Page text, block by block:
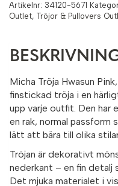
Artikelnr: 34120-5671
Outlet, Tröjor & Pullovers
Micha Tröja Hwasun
finstickad tröja i en
upp varje outfit. Den har
en rak, normal passform
lätt att bära till olika
Tröjan är dekorativt
nederkant – en fin
Det mjuka materialet i